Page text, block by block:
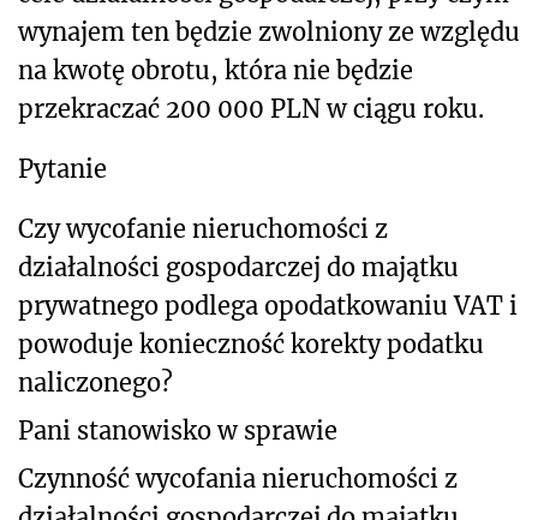
wynajem ten będzie zwolniony ze względu
na kwotę obrotu, która nie będzie
przekraczać 200 000 PLN w ciągu roku.
Pytanie
Czy wycofanie nieruchomości z
działalności gospodarczej do majątku
prywatnego podlega opodatkowaniu VAT i
powoduje konieczność korekty podatku
naliczonego?
Pani stanowisko w sprawie
Czynność wycofania nieruchomości z